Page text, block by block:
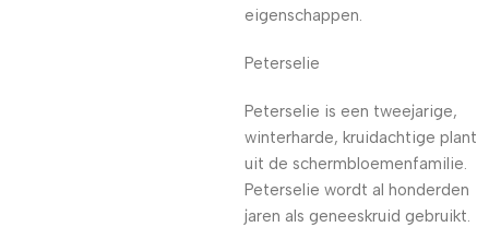
eigenschappen.
Peterselie
Peterselie is een tweejarige,
winterharde, kruidachtige plant
uit de schermbloemenfamilie.
Peterselie wordt al honderden
jaren als geneeskruid gebruikt.